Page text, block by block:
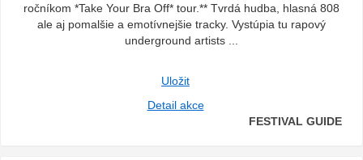
ročníkom *Take Your Bra Off* tour.** Tvrdá hudba, hlasná 808
ale aj pomalšie a emotívnejšie tracky. Vystúpia tu rapový
underground artists ...
Uložit
Detail akce
FESTIVAL GUIDE